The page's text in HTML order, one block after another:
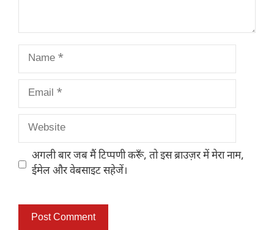
Name
Email
Website
अगली बार जब मैं टिप्पणी करूँ, तो इस ब्राउज़र में मेरा नाम,
ईमेल और वेबसाइट सहेजें।